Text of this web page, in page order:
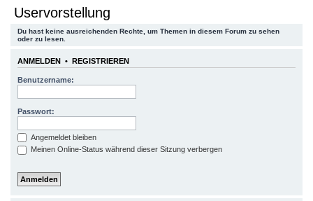
Uservorstellung
Du hast keine ausreichenden Rechte, um Themen in diesem Forum zu sehen
oder zu lesen.
ANMELDEN • REGISTRIEREN
Benutzername:
Passwort:
Angemeldet bleiben
Meinen Online-Status während dieser Sitzung verbergen